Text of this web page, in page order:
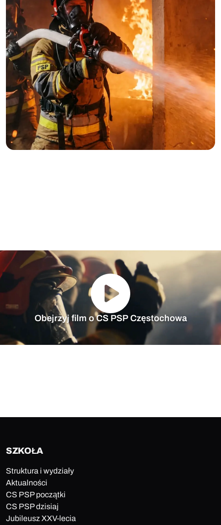
Obejrzyj film o CS PSP Częstochowa
SZKOŁA
Struktura i wydziały
Aktualności
CS PSP początki
CS PSP dzisiaj
Jubileusz XXV-lecia